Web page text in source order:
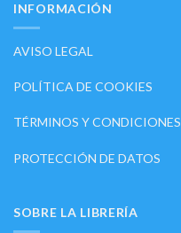
INFORMACIÓN
AVISO LEGAL
POLÍTICA DE COOKIES
TÉRMINOS Y CONDICIONES
PROTECCIÓN DE DATOS
SOBRE LA LIBRERÍA